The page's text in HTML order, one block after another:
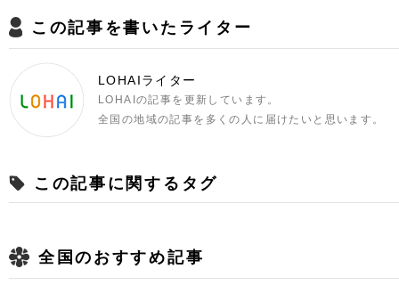
この記事を書いたライター
LOHAIライター
LOHAIの記事を更新しています。
全国の地域の記事を多くの人に届けたいと思います。
この記事に関するタグ
全国のおすすめ記事